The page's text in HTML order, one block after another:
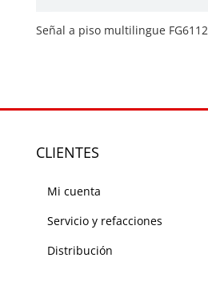
Señal a piso multilingue
CLIENTES
Mi cuenta
Servicio y refacciones
Distribución